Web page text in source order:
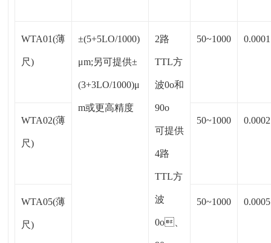
WTA01(薄
尺)
±(5+5LO/1000)
μm;另可提供±
(3+3LO/1000)μ
m或更高精度
2路
TTL方
波0o和
90o
可提供
4路
TTL方
波
0o、
50~1000 0.0001
WTA02(薄
尺)
50~1000 0.0002
WTA05(薄
尺)
50~1000 0.0005